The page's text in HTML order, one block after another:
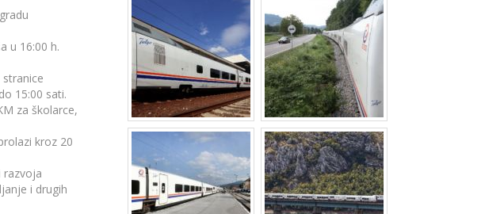
u 16:00 h.
stranice
15:00 sati.
za školarce,
kroz 20
razvoja
i drugih